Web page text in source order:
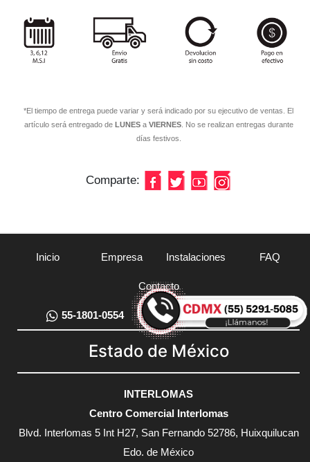
*El tiempo de entrega puede variar y será indicado por su ejecutivo de ventas. El
artículo será entregado de LUNESa VIERNES. No se realizan entregas durante
días festivos.
Comparte:
Inicio Empresa Instalaciones FAQ
Contacto
55-1801-0554 55-5291-5085
Estado de México
INTERLOMAS
Centro Comercial Interlomas
Blvd. Interlomas 5 Int H27, San Fernando 52786, Huixquilucan
Edo. de México